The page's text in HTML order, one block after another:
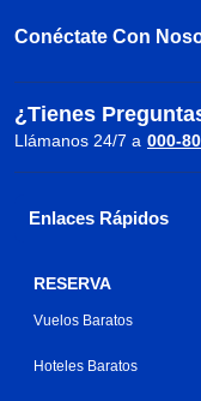
Conéctate Con
¿Tienes
Llámanos 24/7 a 000-
Enlaces Rápidos
RESERVA
Vuelos Baratos
Hoteles Baratos